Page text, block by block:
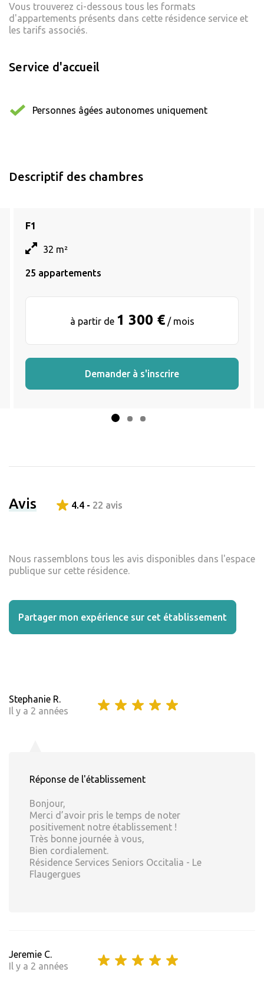
Vous trouverez ci-dessous tous les formats
d'appartements présents dans cette résidence service et
les tarifs associés.
Service d'accueil
Personnes âgées autonomes uniquement
Descriptif des chambres
F1
32 m²
25 appartements
à partir de 1 300 €/ mois
Demander à s'inscrire
Avis 4.4 - 22 avis
Nous rassemblons tous les avis disponibles dans l'espace
publique sur cette résidence.
Partager mon expérience sur cet établissement
Stephanie R.
Il y a 2 années
Réponse de l'établissement
Bonjour,
Merci d’avoir pris le temps de noter
positivement notre établissement !
Très bonne journée à vous,
Bien cordialement.
Résidence Services Seniors Occitalia - Le
Flaugergues
Jeremie C.
Il y a 2 années